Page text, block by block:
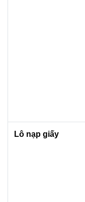
Lô nạp giấy